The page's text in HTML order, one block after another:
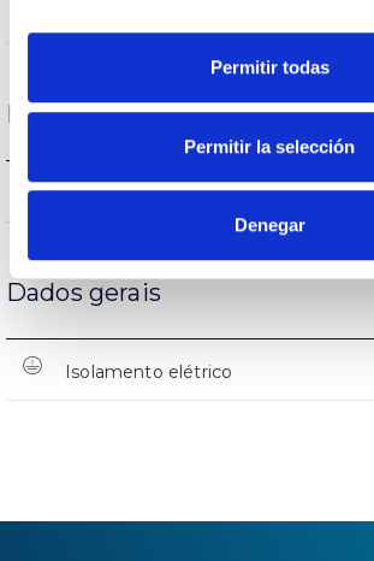
Permitir todas
Permitir la selección
Denegar
Proteções
Proteção surtos
Dados gerais
Isolamento elétrico